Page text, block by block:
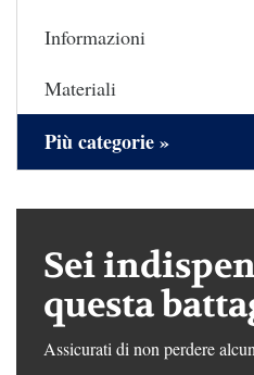
Informazioni
Materiali
Più categorie »
Sei
questa
Assicurati di non perdere